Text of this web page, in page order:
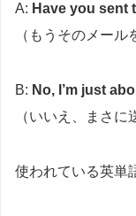
A: Have you sent
（もうそのメール
B: No, I’m just
（いいえ、まさに
使われている英単